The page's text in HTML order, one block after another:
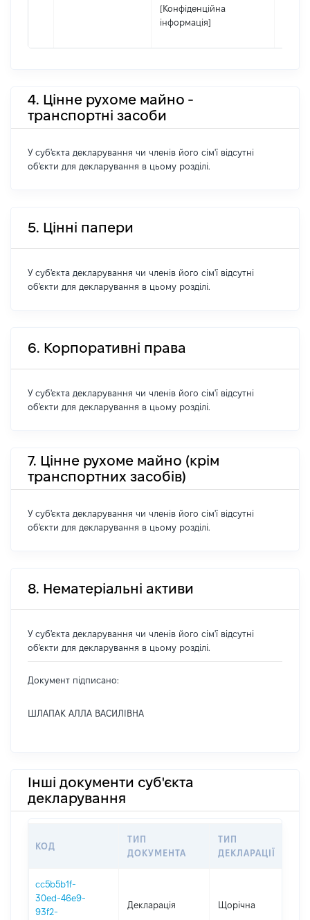
[Конфіденційна
інформація]
4. Цінне рухоме майно -
транспортні засоби
У суб'єкта декларування чи членів його сім'ї відсутні
об'єкти для декларування в цьому розділі.
5. Цінні папери
У суб'єкта декларування чи членів його сім'ї відсутні
об'єкти для декларування в цьому розділі.
6. Корпоративні права
У суб'єкта декларування чи членів його сім'ї відсутні
об'єкти для декларування в цьому розділі.
7. Цінне рухоме майно (крім
транспортних засобів)
У суб'єкта декларування чи членів його сім'ї відсутні
об'єкти для декларування в цьому розділі.
8. Нематеріальні активи
У суб'єкта декларування чи членів його сім'ї відсутні
об'єкти для декларування в цьому розділі.
Документ підписано:
ШЛАПАК АЛЛА ВАСИЛІВНА
Інші документи суб'єкта
декларування
КОД
ТИП
ДОКУМЕНТА
ТИП
ДЕКЛАРАЦІЇ
cc5b5b1f-
30ed-46e9-
93f2-
Декларація Щорічна